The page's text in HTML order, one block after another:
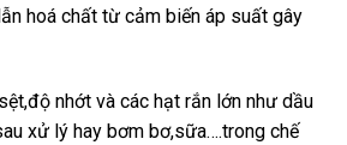
hoá chất từ cảm biến áp suất gây
nhớt và các hạt rắn lớn như dầu
xử lý hay bơm bơ,sữa….trong chế